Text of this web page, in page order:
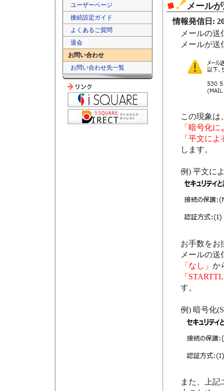
メール
情報発信日:
メールの
メールが
この現象は
「暗号化
「平文に
します。
例) 平文に
お手数をお
メールの
「なし」 か
「
す。
例) 暗号化
また、上記
ユーザーページ
接続設定ガイド
よくあるご質問
退会
お問い合わせ
お問い合わせ先一覧